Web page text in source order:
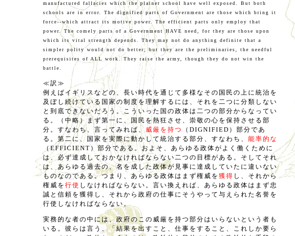
manufactured fallacies which the plainer school have well exposed. But both
schools are in error. The dignified parts of Government are those which bring it
force--which attract its motive power. The efficient parts only employ that
power. The comely parts of a Government HAVE need, for they are those upon
which its vital strength depends. They may not do anything definite that a
simpler polity would not do better; but they are the preliminaries, the needful
prerequisites of ALL work. They raise the army, though they do not win the
battle.
≪訳≫
例えばイギリスなどの、長い時代を通じて多様なその国民の上に統治を
及ぼし続けている国家の制度を理解するには、それを二つに分類しない
と到底できないだろう。こういった国の政体は二つの部分からなってい
る。（中略）まず第一に、国民を熱狂させ、崇敬の心を保持させる部
分。すなわち、言ってみれば、 威厳を持つ
（DIGNIFIED）部分であ
る。第二に、国家を実際に動かして統治する部分、すなわち、 能率的な
（EFFICIENT）部分である。およそ、あらゆる政体がよく働くために
は、必ず達成しておかなければならない二つの目標がある。そしてそれ
は、あらゆる過去の、名を成した政体が見事に達成していたに違いない
ものなのである。つまり、あらゆる政体はまず権威を 獲得 し、それから
権威を 行使 しなければならない。言い換えれば、あらゆる政体はまず忠
誠と信頼を獲得し、それから政府の仕事にそうやって与えられた名誉を
行使しなければならない。
実務的な者の中には、政府のこの威厳を持つ部分はいらないという者も
いる。彼らは言う、「結果を出すこと、仕事をすること、これしか要ら